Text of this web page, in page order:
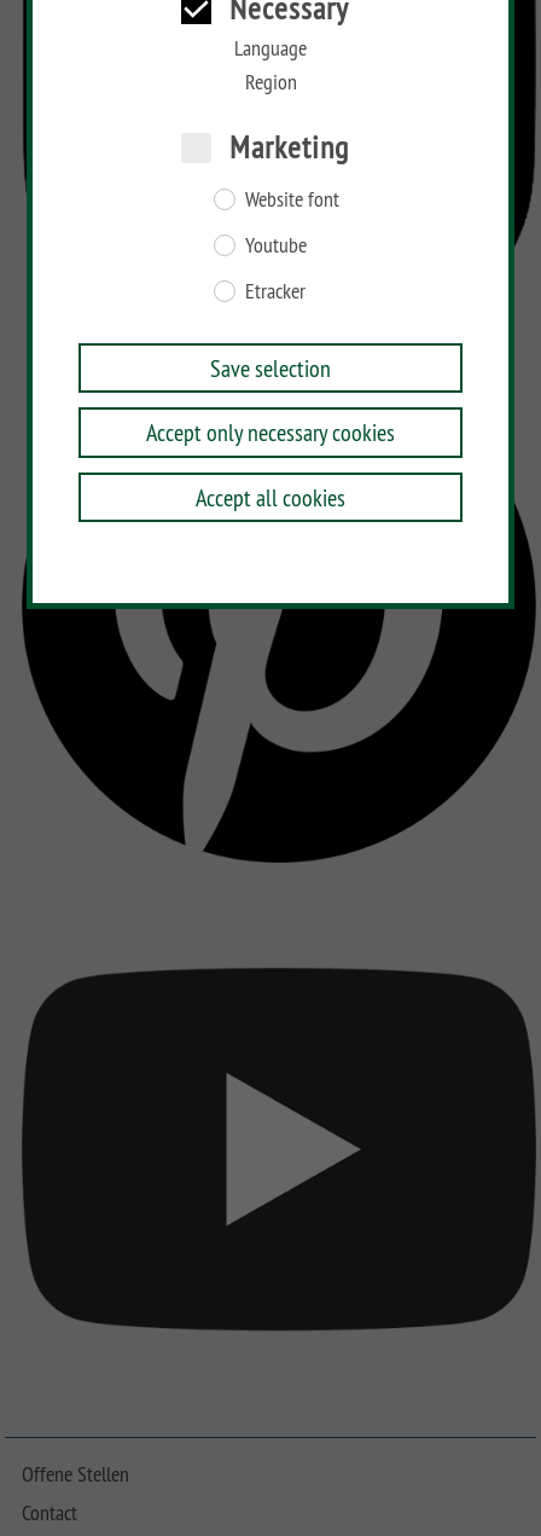
Language
Region
Marketing
Website font
Youtube
Etracker
Save selection
Accept only necessary cookies
Accept all cookies
Offene Stellen
Contact